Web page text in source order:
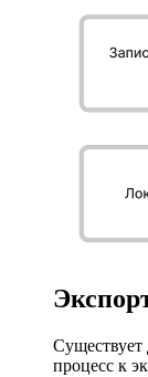
Существует
процесс к